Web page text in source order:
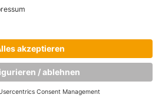
© Munich Business School